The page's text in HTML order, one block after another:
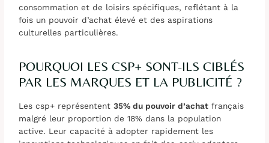
consommation et de loisirs spécifiques, reflétant à la
fois un pouvoir d’achat élevé et des aspirations
culturelles particulières.
POURQUOI LES CSP+ SONT-ILS CIBLÉS
PAR LES MARQUES ET LA PUBLICITÉ ?
Les csp+ représentent35% du pouvoir d’achat français
malgré leur proportion de 18% dans la population
active. Leur capacité à adopter rapidement les